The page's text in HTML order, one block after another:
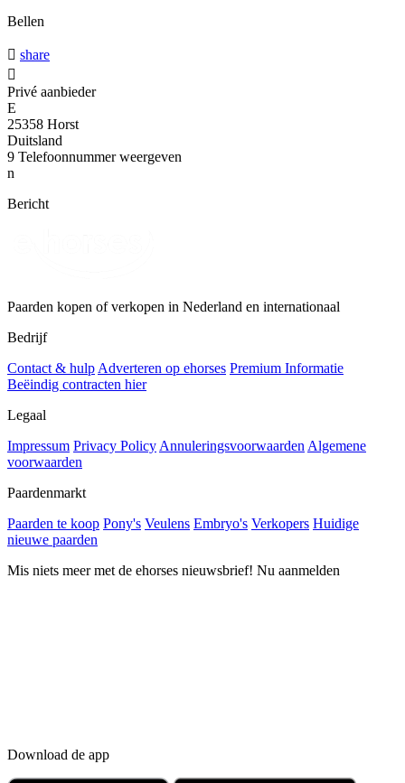
Bellen
 share

Privé aanbieder
E
25358 Horst
Duitsland
9 Telefoonnummer weergeven
n
Bericht
Paarden kopen of verkopen in Nederland en internationaal
Bedrijf
Contact & hulp Adverteren op ehorses Premium Informatie
Beëindig contracten hier
Legaal
Impressum Privacy Policy Annuleringsvoorwaarden Algemene
voorwaarden
Paardenmarkt
Paarden te koop Pony's Veulens Embryo's Verkopers Huidige
nieuwe paarden
Mis niets meer met de ehorses nieuwsbrief! Nu aanmelden
Download de app